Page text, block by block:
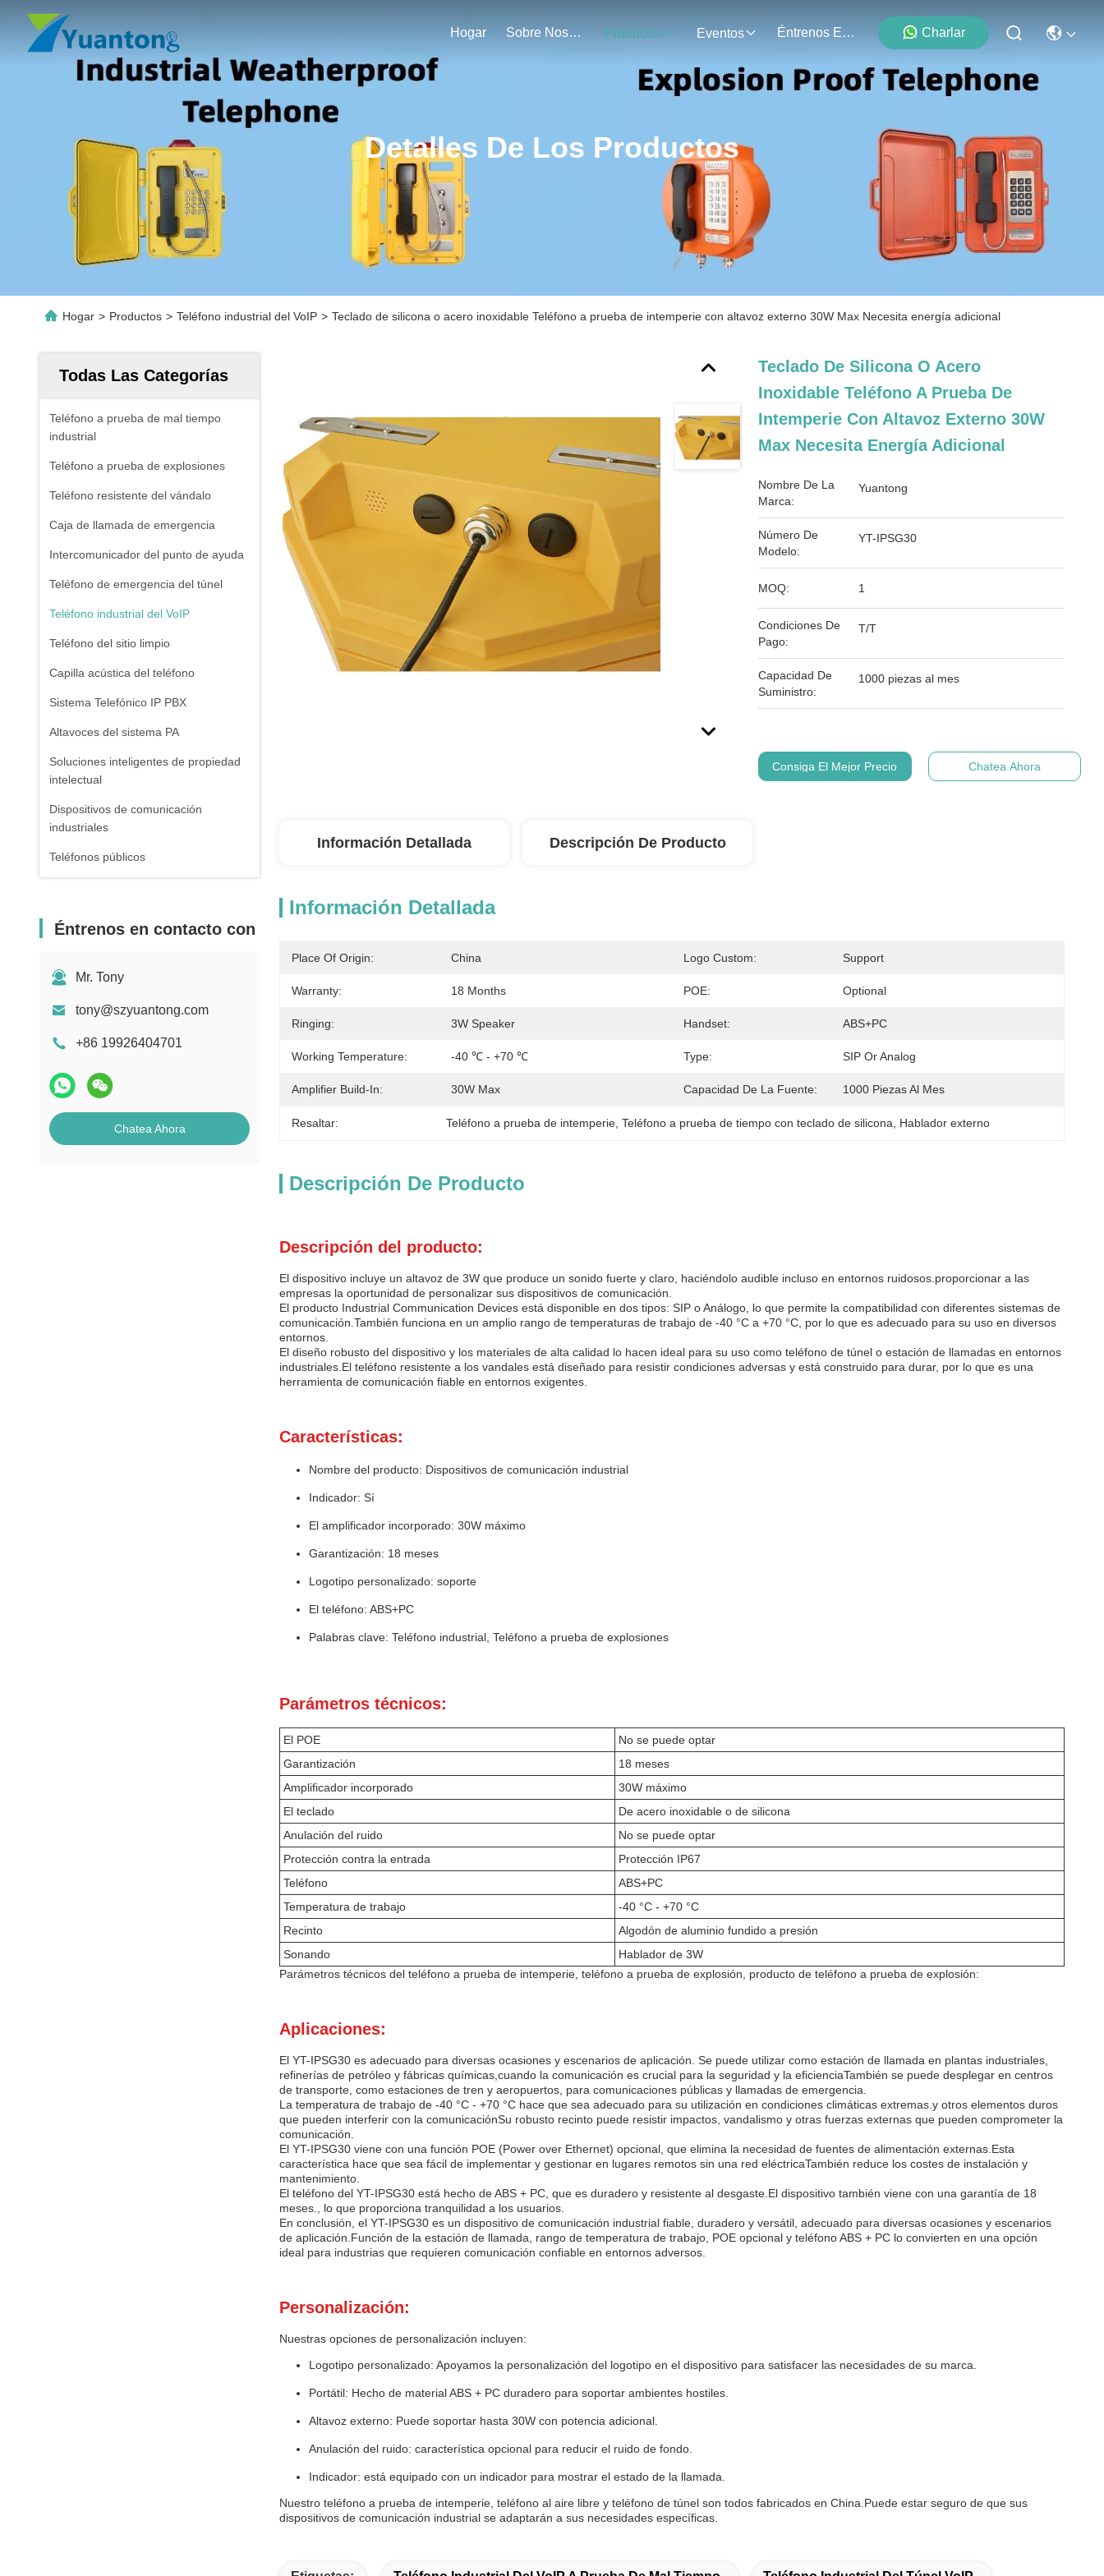
Hogar Sobre Nosotros Productos Eventos Éntrenos En Contacto Con Charlar
Detalles De Los Productos
Hogar > Productos > Teléfono industrial del VoIP > Teclado de silicona o acero inoxidable Teléfono a prueba de intemperie con altavoz externo 30W Max Necesita energía adicional
Todas Las Categorías
Teléfono a prueba de mal tiempo
industrial
Teléfono a prueba de explosiones
Teléfono resistente del vándalo
Caja de llamada de emergencia
Intercomunicador del punto de ayuda
Teléfono de emergencia del túnel
Teléfono industrial del VoIP
Teléfono del sitio limpio
Capilla acústica del teléfono
Sistema Telefónico IP PBX
Altavoces del sistema PA
Soluciones inteligentes de propiedad
intelectual
Dispositivos de comunicación
industriales
Teléfonos públicos
Éntrenos en contacto con
Mr. Tony
tony@szyuantong.com
+86 19926404701
Chatea Ahora
Teclado De Silicona O Acero
Inoxidable Teléfono A Prueba De
Intemperie Con Altavoz Externo 30W
Max Necesita Energía Adicional
Nombre De La
Marca:
Yuantong
Número De
Modelo:
YT-IPSG30
MOQ: 1
Condiciones De
Pago:
T/T
Capacidad De
Suministro:
1000 piezas al mes
Consiga El Mejor Precio Chatea Ahora
Información Detallada Descripción De Producto
Información Detallada
Place Of Origin: China Logo Custom: Support
Warranty: 18 Months POE: Optional
Ringing: 3W Speaker Handset: ABS+PC
Working Temperature: -40 ℃ - +70 ℃ Type: SIP Or Analog
Amplifier Build-In: 30W Max Capacidad De La Fuente: 1000 Piezas Al Mes
Resaltar: Teléfono a prueba de intemperie , Teléfono a prueba de tiempo con teclado de silicona Hablador externo
Descripción De Producto
Descripción del producto:
El dispositivo incluye un altavoz de 3W que produce un sonido fuerte y claro, haciéndolo audible incluso en entornos ruidosos.proporcionar a las
empresas la oportunidad de personalizar sus dispositivos de comunicación.
El producto Industrial Communication Devices está disponible en dos tipos: SIP o Análogo, lo que permite la compatibilidad con diferentes sistemas de
comunicación.También funciona en un amplio rango de temperaturas de trabajo de -40 °C a +70 °C, por lo que es adecuado para su uso en diversos
entornos.
El diseño robusto del dispositivo y los materiales de alta calidad lo hacen ideal para su uso como teléfono de túnel o estación de llamadas en entornos
industriales.El teléfono resistente a los vandales está diseñado para resistir condiciones adversas y está construido para durar, por lo que es una
herramienta de comunicación fiable en entornos exigentes.
Características:
Nombre del producto: Dispositivos de comunicación industrial
Indicador: Sí
El amplificador incorporado: 30W máximo
Garantización: 18 meses
Logotipo personalizado: soporte
El teléfono: ABS+PC
Palabras clave: Teléfono industrial, Teléfono a prueba de explosiones
Parámetros técnicos:
El POE
No se puede optar
Garantización
18 meses
Amplificador incorporado
30W máximo
El teclado
De acero inoxidable o de silicona
Anulación del ruido
No se puede optar
Protección contra la entrada
Protección IP67
Teléfono
ABS+PC
Temperatura de trabajo
-40 °C - +70 °C
Recinto
Algodón de aluminio fundido a presión
Sonando
Hablador de 3W
Parámetros técnicos del teléfono a prueba de intemperie, teléfono a prueba de explosión, producto de teléfono a prueba de explosión:
Aplicaciones:
El YT-IPSG30 es adecuado para diversas ocasiones y escenarios de aplicación. Se puede utilizar como estación de llamada en plantas industriales,
refinerías de petróleo y fábricas químicas,cuando la comunicación es crucial para la seguridad y la eficienciaTambién se puede desplegar en centros
de transporte, como estaciones de tren y aeropuertos, para comunicaciones públicas y llamadas de emergencia.
La temperatura de trabajo de -40 °C - +70 °C hace que sea adecuado para su utilización en condiciones climáticas extremas.y otros elementos duros
que pueden interferir con la comunicaciónSu robusto recinto puede resistir impactos, vandalismo y otras fuerzas externas que pueden comprometer la
comunicación.
El YT-IPSG30 viene con una función POE (Power over Ethernet) opcional, que elimina la necesidad de fuentes de alimentación externas.Esta
característica hace que sea fácil de implementar y gestionar en lugares remotos sin una red eléctricaTambién reduce los costes de instalación y
mantenimiento.
El teléfono del YT-IPSG30 está hecho de ABS + PC, que es duradero y resistente al desgaste.El dispositivo también viene con una garantía de 18
meses., lo que proporciona tranquilidad a los usuarios.
En conclusión, el YT-IPSG30 es un dispositivo de comunicación industrial fiable, duradero y versátil, adecuado para diversas ocasiones y escenarios
de aplicación.Función de la estación de llamada, rango de temperatura de trabajo, POE opcional y teléfono ABS + PC lo convierten en una opción
ideal para industrias que requieren comunicación confiable en entornos adversos.
Personalización:
Nuestras opciones de personalización incluyen:
Logotipo personalizado: Apoyamos la personalización del logotipo en el dispositivo para satisfacer las necesidades de su marca.
Portátil: Hecho de material ABS + PC duradero para soportar ambientes hostiles.
Altavoz externo: Puede soportar hasta 30W con potencia adicional.
Anulación del ruido: característica opcional para reducir el ruido de fondo.
Indicador: está equipado con un indicador para mostrar el estado de la llamada.
Nuestro teléfono a prueba de intemperie, teléfono al aire libre y teléfono de túnel son todos fabricados en China.Puede estar seguro de que sus
dispositivos de comunicación industrial se adaptarán a sus necesidades específicas.